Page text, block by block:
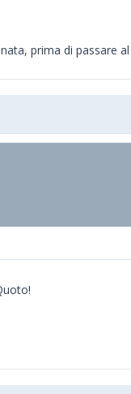
prima di passare